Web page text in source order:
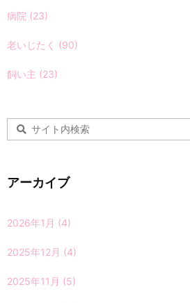
病院 (23)
老いじたく (90)
飼い主 (23)
アーカイブ
2026年1月 (4)
2025年12月 (4)
2025年11月 (5)